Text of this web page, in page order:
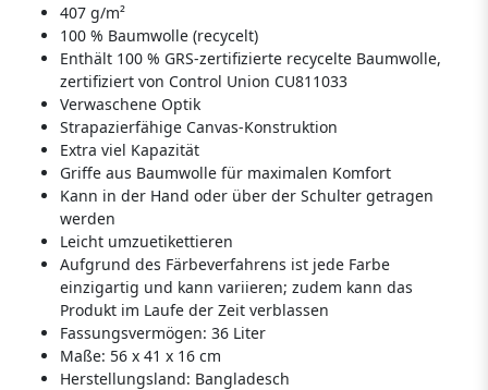
407 g/m²
100 % Baumwolle (recycelt)
Enthält 100 % GRS-zertifizierte recycelte Baumwolle,
zertifiziert von Control Union CU811033
Verwaschene Optik
Strapazierfähige Canvas-Konstruktion
Extra viel Kapazität
Griffe aus Baumwolle für maximalen Komfort
Kann in der Hand oder über der Schulter getragen
werden
Leicht umzuetikettieren
Aufgrund des Färbeverfahrens ist jede Farbe
einzigartig und kann variieren; zudem kann das
Produkt im Laufe der Zeit verblassen
Fassungsvermögen: 36 Liter
Maße: 56 x 41 x 16 cm
Herstellungsland: Bangladesch